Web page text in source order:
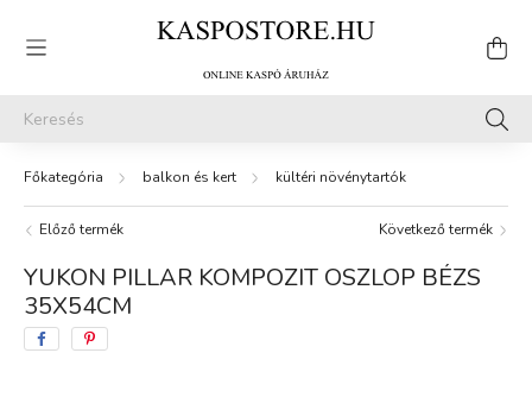
balkon és kert kültéri növénytartók
Előző termék Következő termék
YUKON PILLAR KOMPOZIT OSZLOP BÉZS
35X54CM